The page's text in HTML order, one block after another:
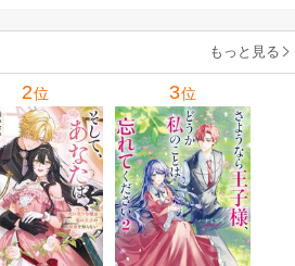
したか 1巻
もっと見る
2位 3位